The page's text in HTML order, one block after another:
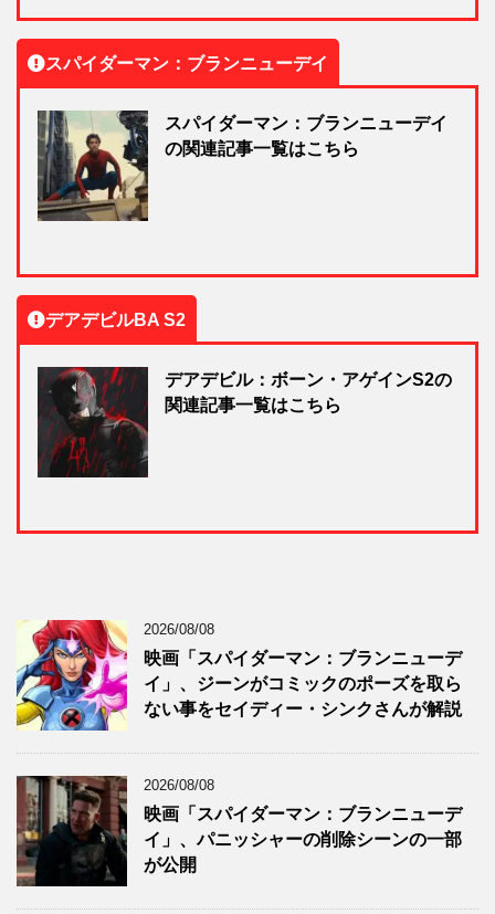
スパイダーマン：ブランニューデイ
スパイダーマン：ブランニューデイ
の関連記事一覧はこちら
デアデビルBA S2
デアデビル：ボーン・アゲインS2の
関連記事一覧はこちら
2026/08/08
映画「スパイダーマン：ブランニューデ
イ」、ジーンがコミックのポーズを取ら
ない事をセイディー・シンクさんが解説
2026/08/08
映画「スパイダーマン：ブランニューデ
イ」、パニッシャーの削除シーンの一部
が公開